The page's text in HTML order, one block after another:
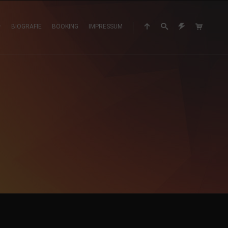
BIOGRAFIE BOOKING IMPRESSUM